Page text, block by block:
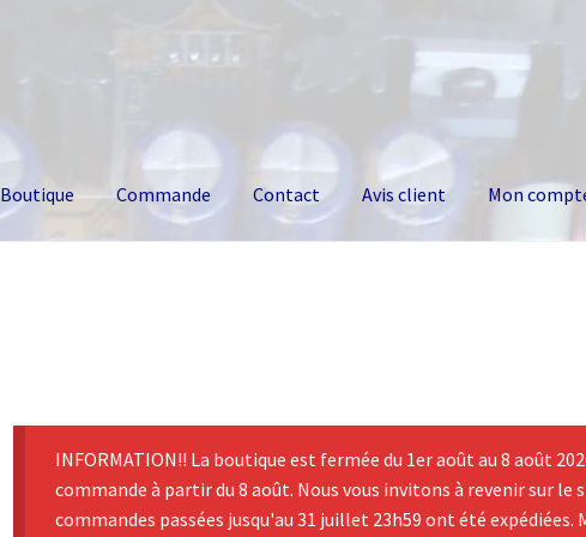
Boutique Commande Contact Avis client Mon
INFORMATION!! La boutique est fermée du 1er août au 8 août
commande à partir du 8 août. Nous vous invitons à revenir sur
commandes passées jusqu'au 31 juillet 23h59 ont été